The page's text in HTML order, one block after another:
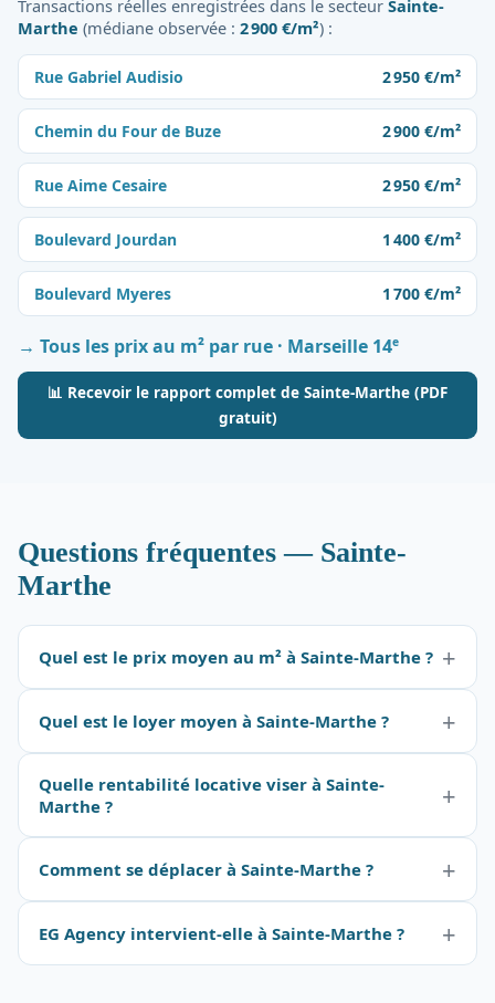
Transactions réelles enregistrées dans le secteur Sainte-
Marthe (médiane observée : 2 900 €/m²) :
Rue Gabriel Audisio 2 950 €/m²
Chemin du Four de Buze 2 900 €/m²
Rue Aime Cesaire 2 950 €/m²
Boulevard Jourdan 1 400 €/m²
Boulevard Myeres 1 700 €/m²
→ Tous les prix au m² par rue · Marseille 14e
📊 Recevoir le rapport complet de Sainte-Marthe (PDF
gratuit)
Questions fréquentes — Sainte-
Marthe
Quel est le prix moyen au m² à Sainte-Marthe ?
Quel est le loyer moyen à Sainte-Marthe ?
Quelle rentabilité locative viser à Sainte-
Marthe ?
Comment se déplacer à Sainte-Marthe ?
EG Agency intervient-elle à Sainte-Marthe ?